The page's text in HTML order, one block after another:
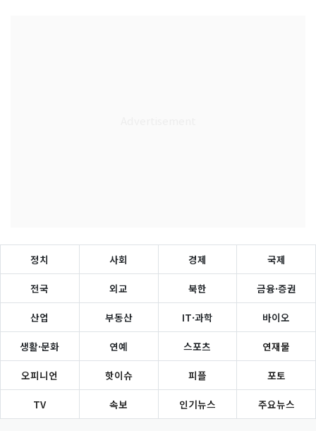
정치 사회 경제 국제
전국 외교 북한 금융·증권
산업 부동산 IT·과학 바이오
생활·문화 연예 스포츠 연재물
오피니언 핫이슈 피플 포토
TV 속보 인기뉴스 주요뉴스